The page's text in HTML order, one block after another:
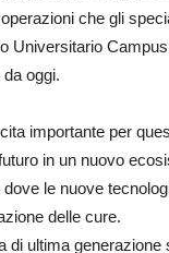
che gli
Universitario
oggi.
importante per
in un nuovo
le nuove
delle cure.
di ultima generazione